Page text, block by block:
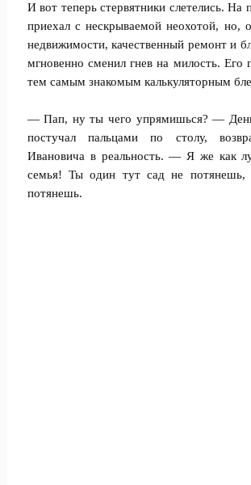
И вот теперь стервятники слетелись. На
приехал с нескрываемой неохотой, но,
недвижимости, качественный ремонт и
мгновенно сменил гнев на милость. Его
тем самым знакомым калькуляторным
— Пап, ну ты чего упрямишься? —
постучал пальцами по столу,
Ивановича в реальность. — Я же как
семья! Ты один тут сад не потянешь,
потянешь.